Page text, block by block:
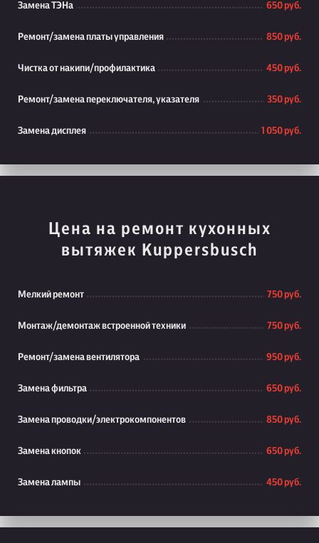
Замена ТЭНа 650 руб.
Ремонт/замена платы управления 850 руб.
Чистка от накипи/профилактика 450 руб.
Ремонт/замена переключателя, указателя 350 руб.
Замена дисплея 1 050 руб.
Цена на ремонт кухонных
вытяжек Kuppersbusch
Мелкий ремонт 750 руб.
Монтаж/демонтаж встроенной техники 750 руб.
Ремонт/замена вентилятора 950 руб.
Замена фильтра 650 руб.
Замена проводки/электрокомпонентов 850 руб.
Замена кнопок 650 руб.
Замена лампы 450 руб.